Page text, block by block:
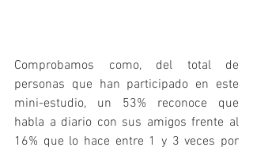
Comprobamos como, del total de
personas que han participado en este
mini-estudio, un 53% reconoce que
habla a diario con sus amigos frente al
16% que lo hace entre 1 y 3 veces por